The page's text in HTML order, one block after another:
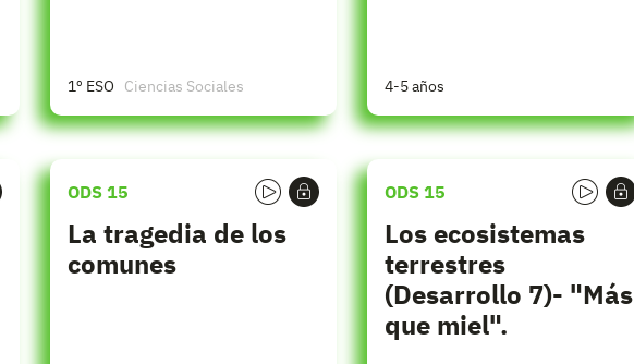
1º ESO Ciencias Sociales 4-5 años
ODS 15
La tragedia de los
comunes
ODS 15
Los ecosistemas
terrestres
(Desarrollo 7)- "Más
que miel".